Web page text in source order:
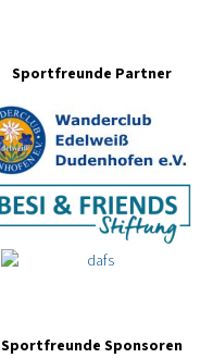
Sportfreunde Partner
Sportfreunde Sponsoren